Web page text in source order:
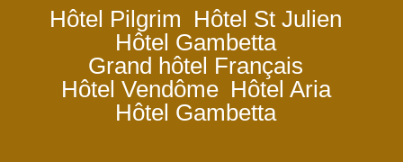
Hôtel Pilgrim
Hôtel St Julien
Hôtel Gambetta
Grand hôtel Français
Hôtel Vendôme Hôtel Aria
Hôtel Gambetta